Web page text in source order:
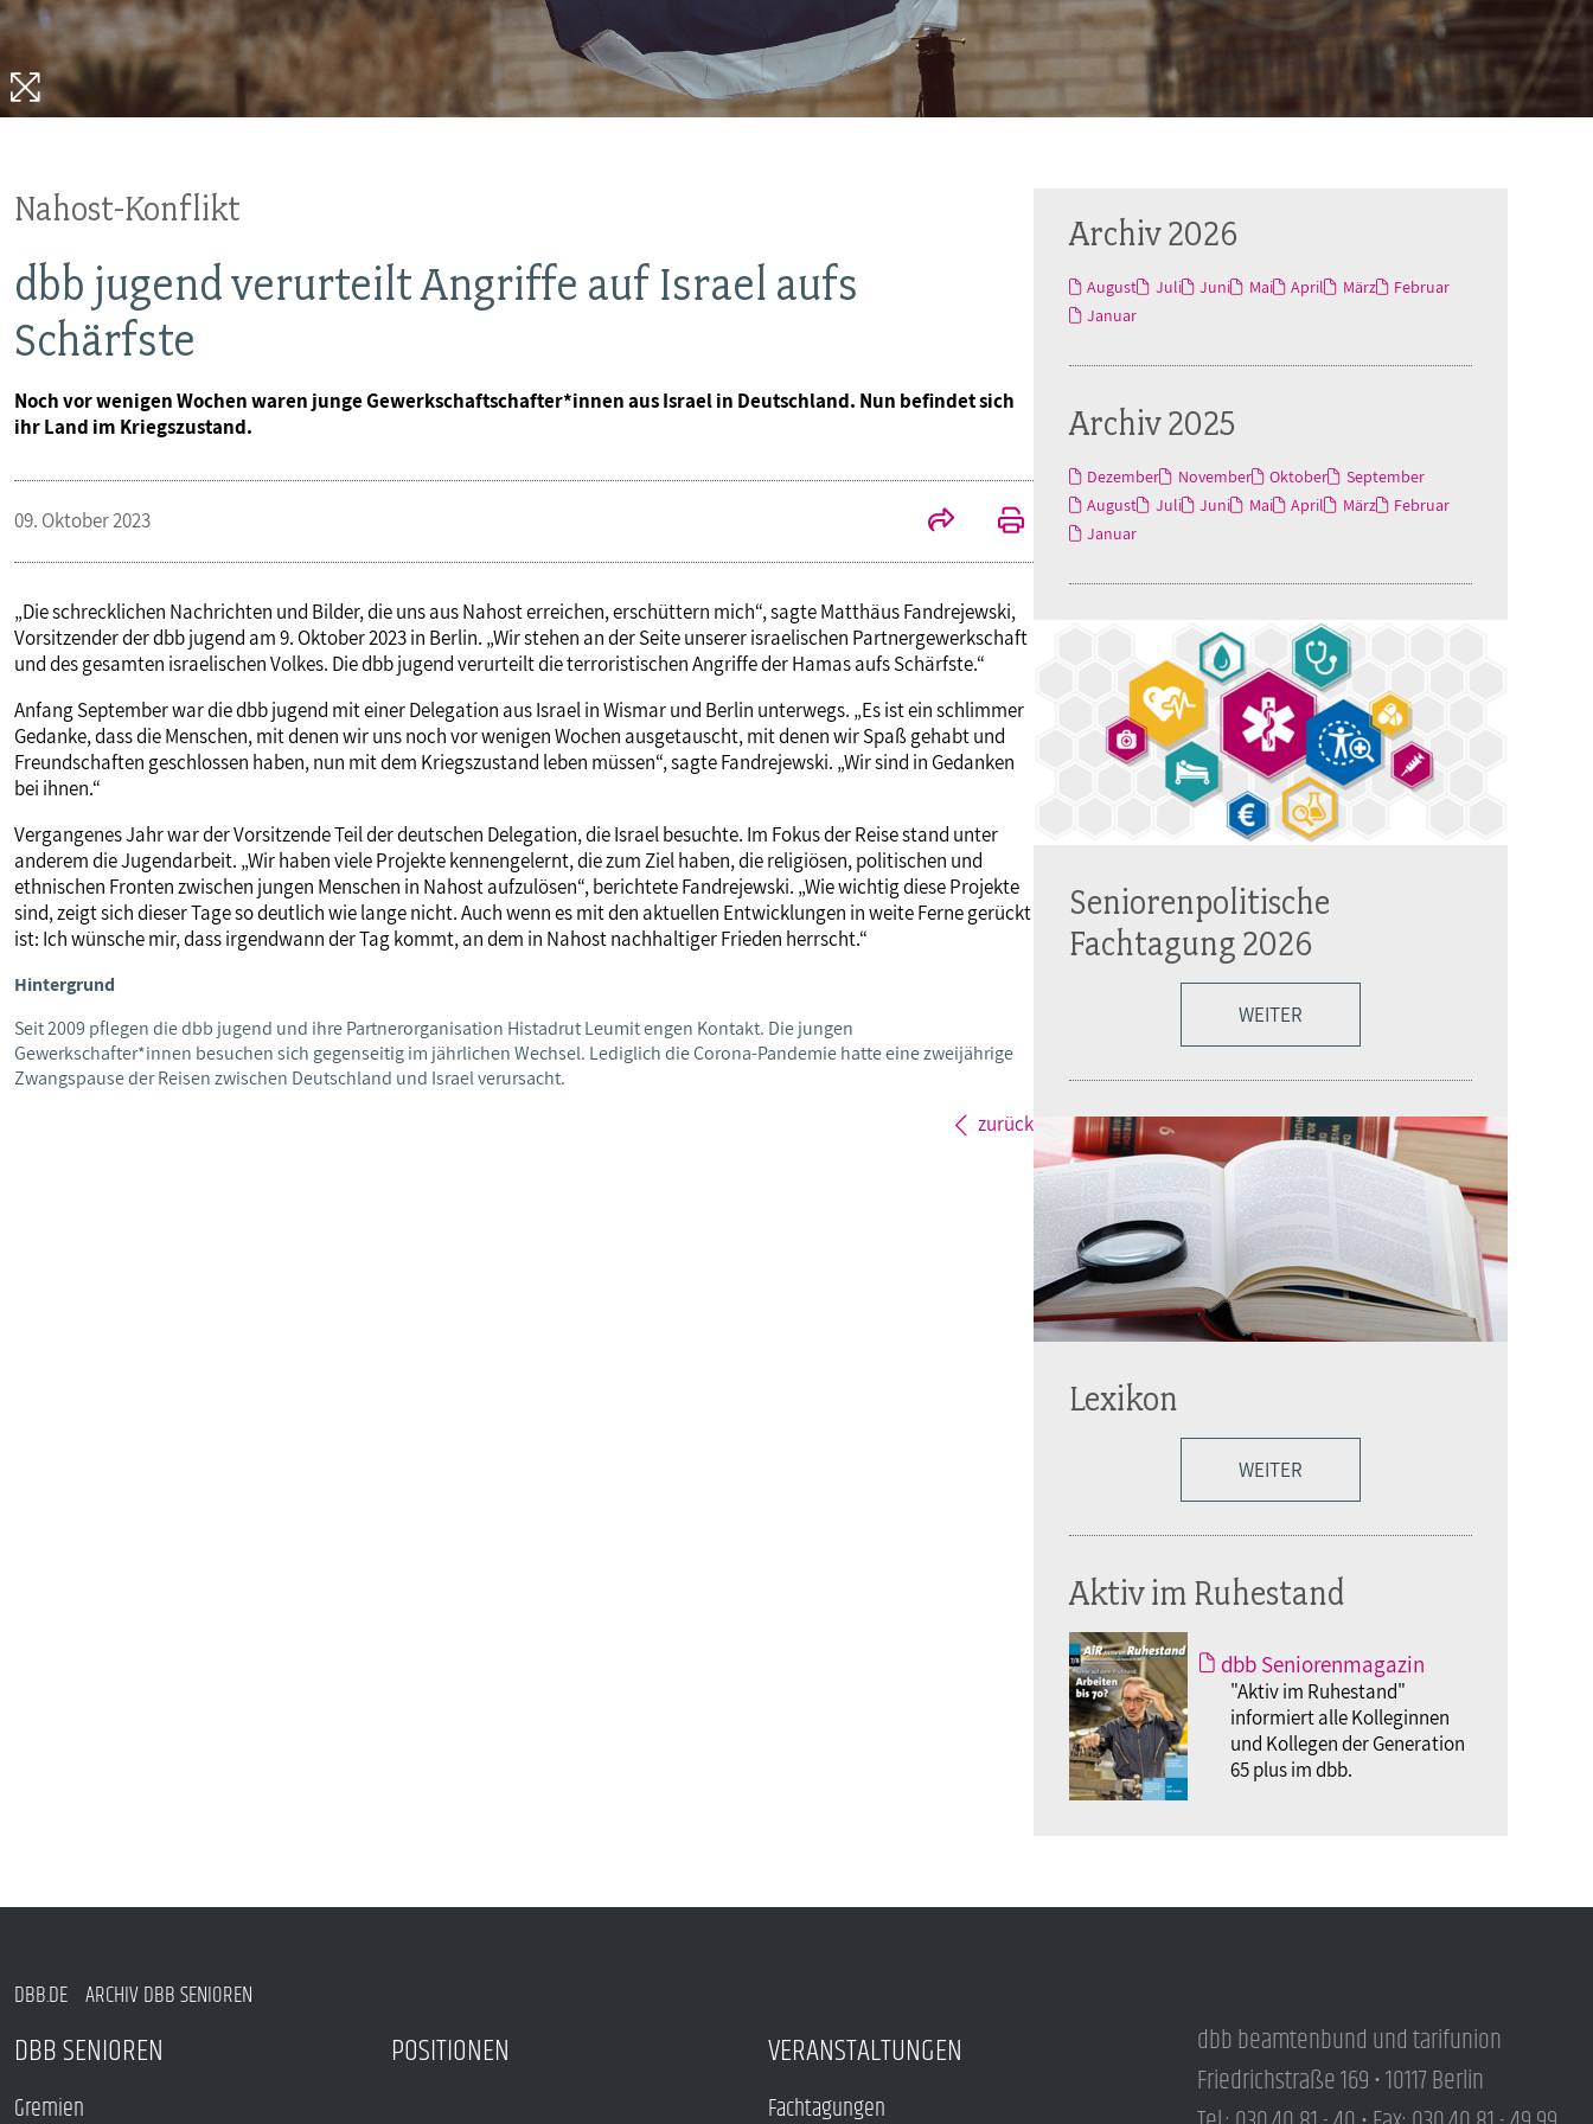
BAGSO
Nahost-Konflikt
dbb jugend verurteilt Angriffe auf Israel aufs
Schärfste
Noch vor wenigen Wochen waren junge Gewerkschaftschafter*innen aus Israel in Deutschland. Nun befindet sich
ihr Land im Kriegszustand.
09. Oktober 2023
„Die schrecklichen Nachrichten und Bilder, die uns aus Nahost erreichen, erschüttern mich“, sagte Matthäus Fandrejewski,
Vorsitzender der dbb jugend am 9. Oktober 2023 in Berlin. „Wir stehen an der Seite unserer israelischen Partnergewerkschaft
und des gesamten israelischen Volkes. Die dbb jugend verurteilt die terroristischen Angriffe der Hamas aufs Schärfste.“
Anfang September war die dbb jugend mit einer Delegation aus Israel in Wismar und Berlin unterwegs. „Es ist ein schlimmer
Gedanke, dass die Menschen, mit denen wir uns noch vor wenigen Wochen ausgetauscht, mit denen wir Spaß gehabt und
Freundschaften geschlossen haben, nun mit dem Kriegszustand leben müssen“, sagte Fandrejewski. „Wir sind in Gedanken
bei ihnen.“
Vergangenes Jahr war der Vorsitzende Teil der deutschen Delegation, die Israel besuchte. Im Fokus der Reise stand unter
anderem die Jugendarbeit. „Wir haben viele Projekte kennengelernt, die zum Ziel haben, die religiösen, politischen und
ethnischen Fronten zwischen jungen Menschen in Nahost aufzulösen“, berichtete Fandrejewski. „Wie wichtig diese Projekte
sind, zeigt sich dieser Tage so deutlich wie lange nicht. Auch wenn es mit den aktuellen Entwicklungen in weite Ferne gerückt
ist: Ich wünsche mir, dass irgendwann der Tag kommt, an dem in Nahost nachhaltiger Frieden herrscht.“
Hintergrund
Seit 2009 pflegen die dbb jugend und ihre Partnerorganisation Histadrut Leumit engen Kontakt. Die jungen
Gewerkschafter*innen besuchen sich gegenseitig im jährlichen Wechsel. Lediglich die Corona-Pandemie hatte eine zweijährige
Zwangspause der Reisen zwischen Deutschland und Israel verursacht.
zurück
Archiv 2026
August Juli Juni Mai April März
Februar
Januar
Archiv 2025
Dezember November Oktober
September
August
Juli Juni Mai April März
Februar
Januar
Seniorenpolitische
Fachtagung 2026
WEITER
Lexikon
WEITER
Aktiv im Ruhestand
dbb Seniorenmagazin
"Aktiv im Ruhestand"
informiert alle Kolleginnen
und Kollegen der Generation
65 plus im dbb.
DBB.DE ARCHIV DBB SENIOREN
DBB SENIOREN
Gremien
POSITIONEN VERANSTALTUNGEN
Fachtagungen
dbb beamtenbund und tarifunion
Friedrichstraße 169 • 10117 Berlin